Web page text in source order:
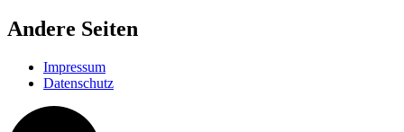
Andere Seiten
Impressum
Datenschutz